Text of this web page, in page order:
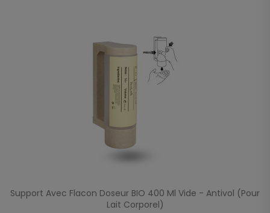
Support Avec Flacon Doseur BIO 400 Ml Vide - Antivol (Pour
Lait Corporel)